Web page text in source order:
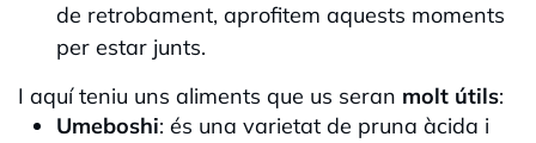
de retrobament, aprofitem aquests moments
per estar junts.
I aquí teniu uns aliments que us seran molt útils:
Umeboshi: és una varietat de pruna àcida i